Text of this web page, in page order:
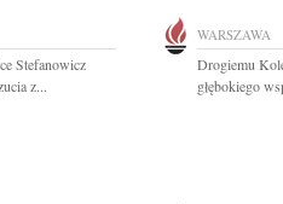
Stefanowicz
z...
WARSZAWA
Drogiemu
głębokiego